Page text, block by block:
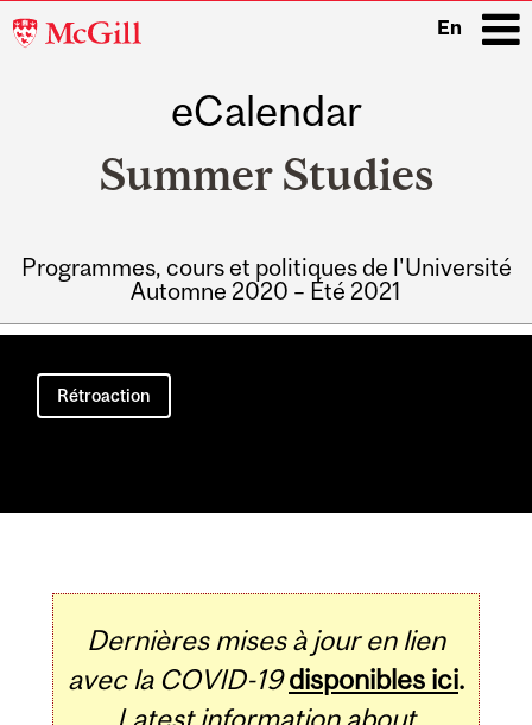
McGill
En
eCalendar
Summer Studies
Programmes, cours et politiques de l'Université
Automne 2020 – Été 2021
Main
navigation
Rétroaction
Dernières mises à jour en lien
avec la COVID-19 disponibles ici.
Latest information about